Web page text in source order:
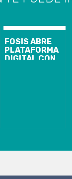
FOSIS ABRE
PLATAFORMA
DIGITAL CON